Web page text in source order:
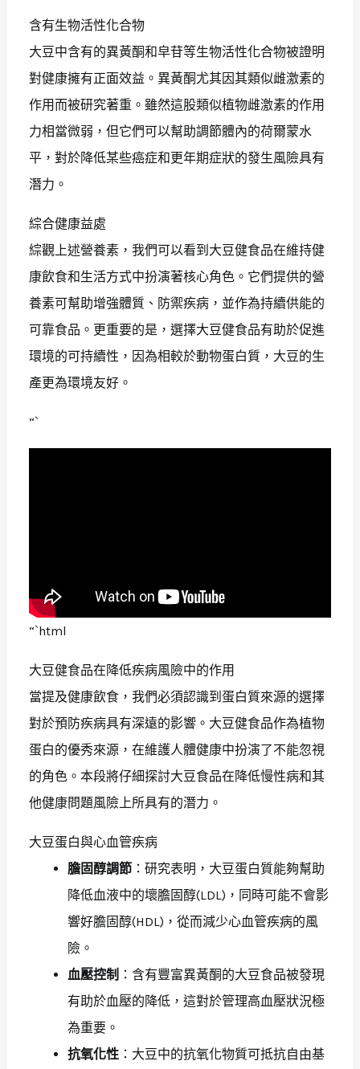
含有生物活性化合物
大豆中含有的異黃酮和皁苷等生物活性化合物被證明
對健康擁有正面效益。異黃酮尤其因其類似雌激素的
作用而被研究著重。雖然這股類似植物雌激素的作用
力相當微弱，但它們可以幫助調節體內的荷爾蒙水
平，對於降低某些癌症和更年期症狀的發生風險具有
潛力。
綜合健康益處
綜觀上述營養素，我們可以看到大豆健食品在維持健
康飲食和生活方式中扮演著核心角色。它們提供的營
養素可幫助增強體質、防禦疾病，並作為持續供能的
可靠食品。更重要的是，選擇大豆健食品有助於促進
環境的可持續性，因為相較於動物蛋白質，大豆的生
產更為環境友好。
“`
“`html
大豆健食品在降低疾病風險中的作用
當提及健康飲食，我們必須認識到蛋白質來源的選擇
對於預防疾病具有深遠的影響。大豆健食品作為植物
蛋白的優秀來源，在維護人體健康中扮演了不能忽視
的角色。本段將仔細探討大豆食品在降低慢性病和其
他健康問題風險上所具有的潛力。
大豆蛋白與心血管疾病
膽固醇調節 ：研究表明，大豆蛋白質能夠幫助
降低血液中的壞膽固醇(LDL)，同時可能不會影
響好膽固醇(HDL)，從而減少心血管疾病的風
險。
血壓控制 ：含有豐富異黃酮的大豆食品被發現
有助於血壓的降低，這對於管理高血壓狀況極
為重要。
抗氧化性 ：大豆中的抗氧化物質可抵抗自由基